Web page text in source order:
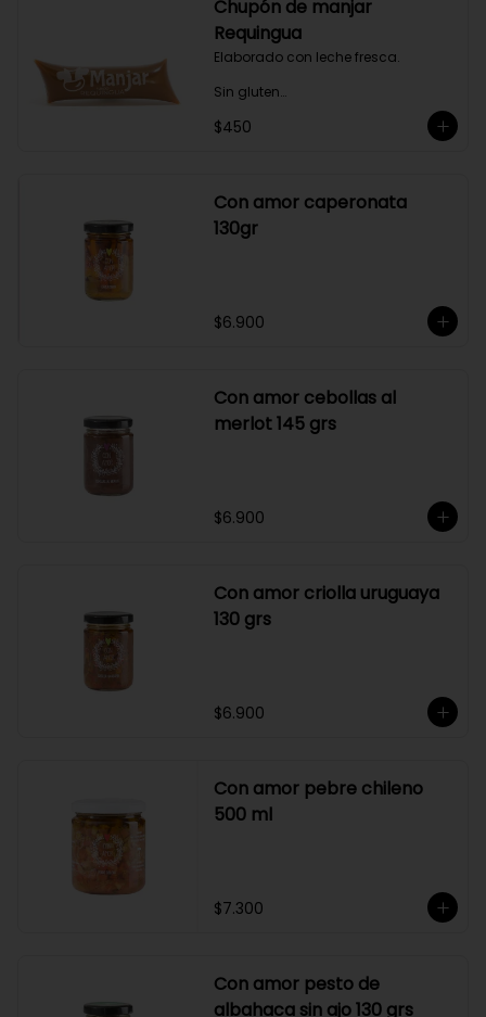
Producto sellado al vacío y
congelado.
Chupón de manjar
Requingua
Elaborado con leche fresca.
Sin gluten
Sin Saborizantes
$450
Con amor caperonata
130gr
$6.900
Con amor cebollas al
merlot 145 grs
$6.900
Con amor criolla uruguaya
130 grs
$6.900
Con amor pebre chileno
500 ml
$7.300
Con amor pesto de
albahaca sin ajo 130 grs